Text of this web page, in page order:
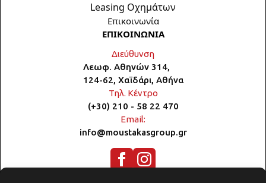
Leasing Οχημάτων
Επικοινωνία
ΕΠΙΚΟΙΝΩΝΙΑ
Διεύθυνση
Λεωφ. Αθηνών 314,
124-62, Χαϊδάρι, Αθήνα
Τηλ. Κέντρο
(+30) 210 - 58 22 470
Email:
info@moustakasgroup.gr